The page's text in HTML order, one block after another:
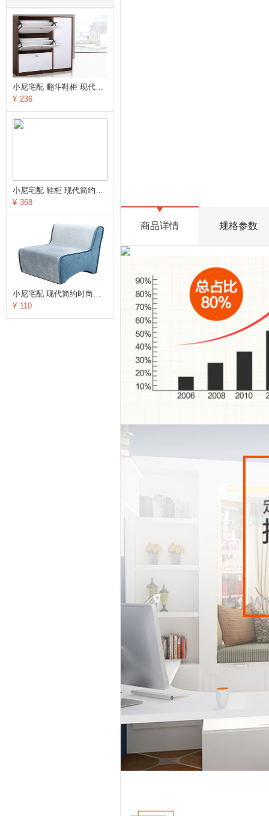
小尼宅配 翻斗鞋柜 现代简约木质大容量门厅玄关柜 薄款特价
¥ 236
小尼宅配 鞋柜 现代简约木质双门对开门鞋架鞋柜 特价
¥ 368
小尼宅配 现代简约时尚宝宝凳 客户沙发布艺宝宝凳子 随机
¥ 110
商品详情 规格参数